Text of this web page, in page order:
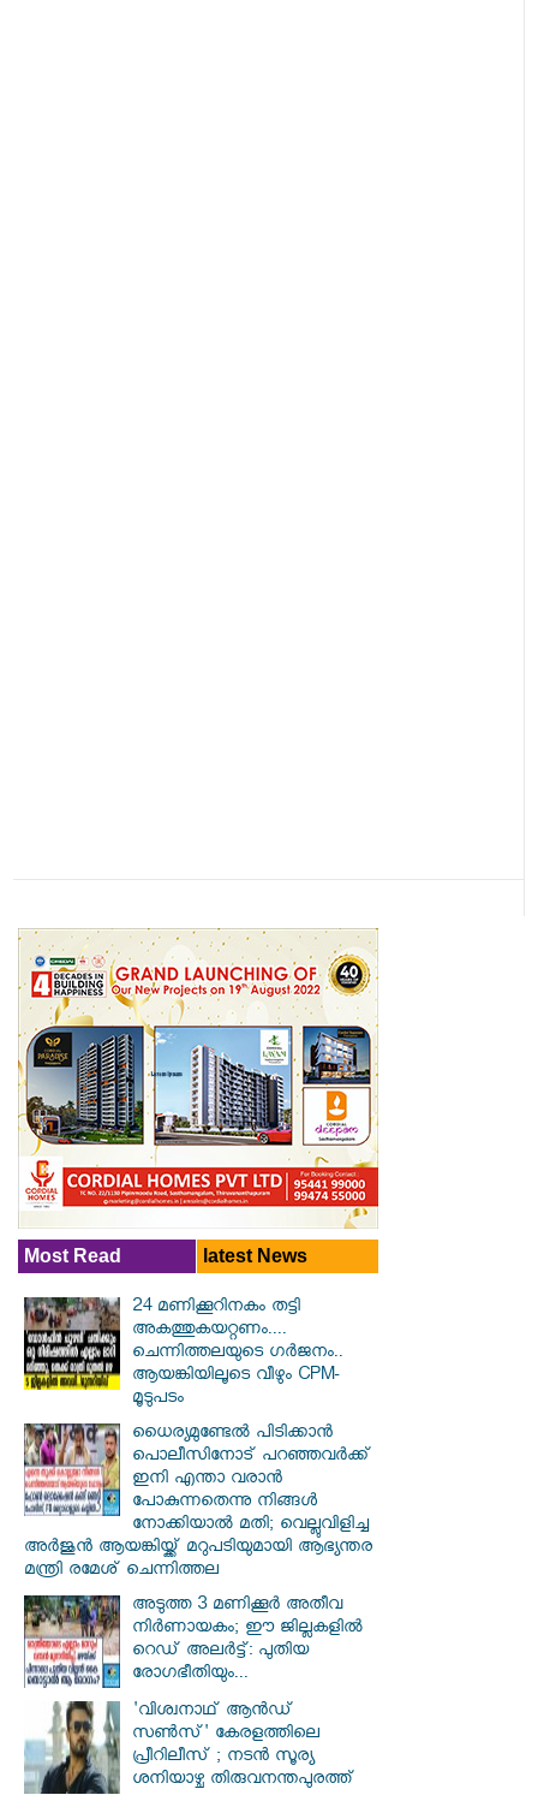
Most Read latest News
24 മണിക്കൂറിനകം തട്ടി
അകത്തുകയറ്റണം....
ചെന്നിത്തലയുടെ ഗർജനം..
ആയങ്കിയിലൂടെ വീഴും CPM-
മൂടുപടം
ധൈര്യമുണ്ടേൽ പിടിക്കാൻ
പൊലീസിനോട് പറഞ്ഞവർക്ക്
ഇനി എന്താ വരാൻ
പോകുന്നതെന്നു നിങ്ങൾ
നോക്കിയാൽ മതി; വെല്ലുവിളിച്ച
അർജുൻ ആയങ്കിയ്ക്ക് മറുപടിയുമായി ആഭ്യന്തര
മന്ത്രി രമേശ് ചെന്നിത്തല
അടുത്ത 3 മണിക്കൂർ അതീവ
നിർണായകം; ഈ ജില്ലകളിൽ
റെഡ് അലർട്ട്: പുതിയ
രോഗഭീതിയും...
'വിശ്വനാഥ് ആന്‍ഡ്
സണ്‍സ്' കേരളത്തിലെ
പ്രീറിലീസ് ; നടന്‍ സൂര്യ
ശനിയാഴ്ച തിരുവനന്തപുരത്ത്